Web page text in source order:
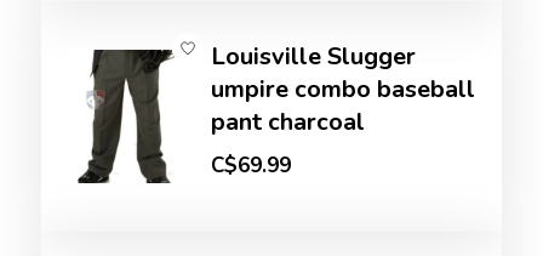
Louisville Slugger
umpire combo baseball
pant charcoal
C$69.99